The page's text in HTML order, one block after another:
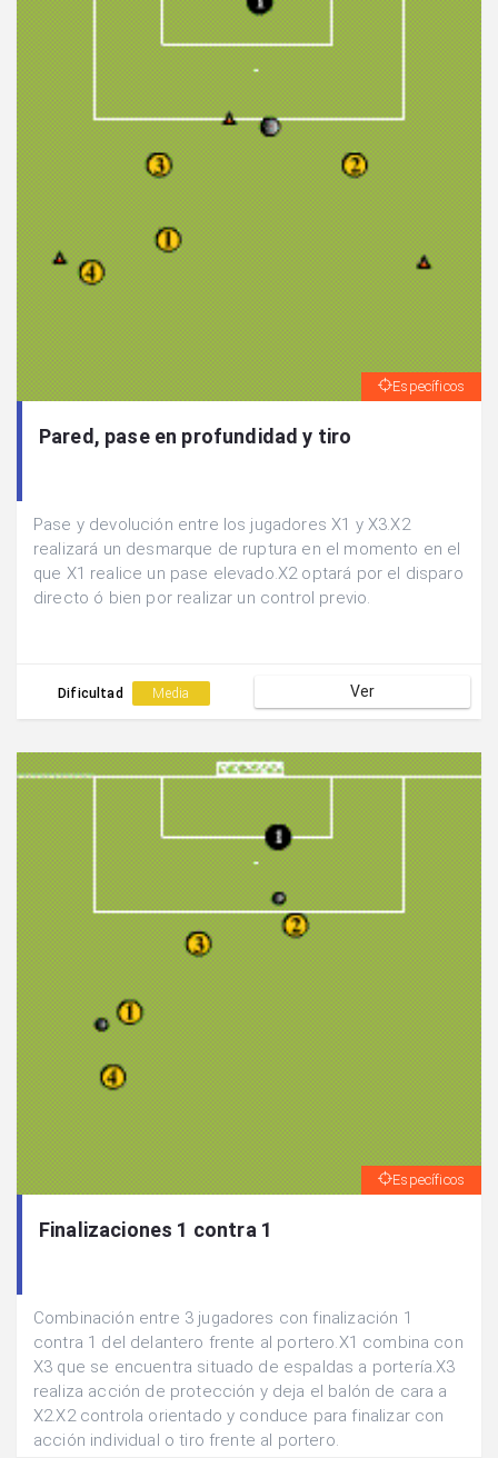
Específicos
Pared, pase en profundidad y tiro
Pase y devolución entre los jugadores X1 y X3.X2
realizará un desmarque de ruptura en el momento en el
que X1 realice un pase elevado.X2 optará por el disparo
directo ó bien por realizar un control previo.
Dificultad Media Ver
Específicos
Finalizaciones 1 contra 1
Combinación entre 3 jugadores con finalización 1
contra 1 del delantero frente al portero.X1 combina con
X3 que se encuentra situado de espaldas a portería.X3
realiza acción de protección y deja el balón de cara a
X2.X2 controla orientado y conduce para finalizar con
acción individual o tiro frente al portero.